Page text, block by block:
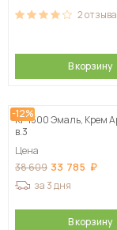
2отзыва
В корзину
-12%
КГ 1500 Эмаль, Крем Арника РМ
в.3
Цена
38 609 33 785
за 3 дня
В корзину